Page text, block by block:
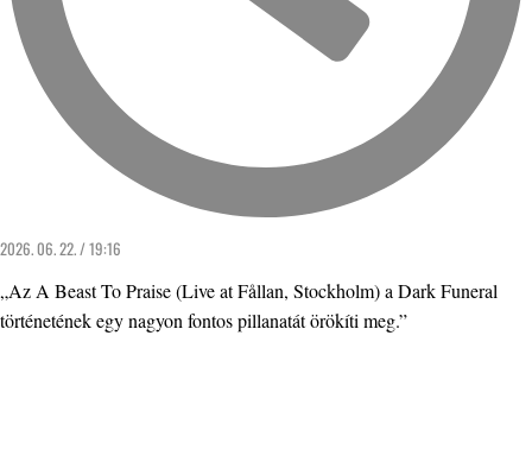
2026. 06. 22. / 19:16
„Az A Beast To Praise (Live at Fållan, Stockholm) a Dark Funeral
történetének egy nagyon fontos pillanatát örökíti meg.”